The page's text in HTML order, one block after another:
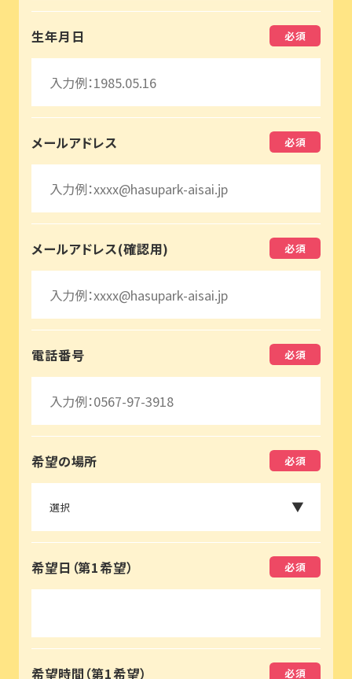
トピックス
アクセス
周辺スポット
採⽤情報
生年月日
メールアドレス
メールアドレス(確認用)
電話番号
希望の場所
希望日（第1希望）
希望時間（第1希望）